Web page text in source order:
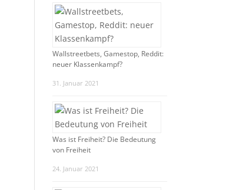
Wallstreetbets, Gamestop, Reddit:
neuer Klassenkampf?
31. Januar 2021
Was ist Freiheit? Die Bedeutung
von Freiheit
24. Januar 2021